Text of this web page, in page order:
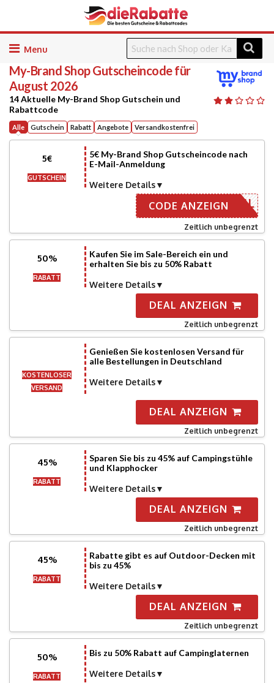
Skip
content
My-Brand ShopGutscheincode für
August 2026
14 Aktuelle My-Brand Shop Gutschein und
Rabattcode
Alle Gutschein Rabatt Angebote Versandkostenfrei
5€
GUTSCHEIN
5€ My-Brand Shop Gutscheincode nach
E-Mail-Anmeldung
Weitere Details
ER EMAIL
CODE ANZEIGN
Zeitlich unbegrenzt
50%
RABATT
Kaufen Sie im Sale-Bereich ein und
erhalten Sie bis zu 50% Rabatt
Weitere Details
DEAL ANZEIGN
Zeitlich unbegrenzt
KOSTENLOSER
VERSAND
Genießen Sie kostenlosen Versand für
alle Bestellungen in Deutschland
Weitere Details
DEAL ANZEIGN
Zeitlich unbegrenzt
45%
RABATT
Sparen Sie bis zu 45% auf Campingstühle
und Klapphocker
Weitere Details
DEAL ANZEIGN
Zeitlich unbegrenzt
45%
RABATT
Rabatte gibt es auf Outdoor-Decken mit
bis zu 45%
Weitere Details
DEAL ANZEIGN
Zeitlich unbegrenzt
50%
RABATT
Bis zu 50% Rabatt auf Campinglaternen
Weitere Details